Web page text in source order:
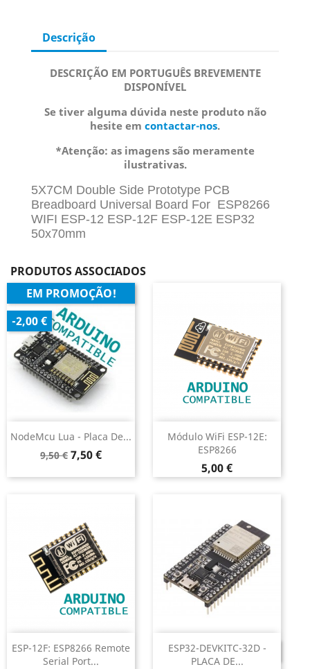
Descrição
DESCRIÇÃO EM PORTUGUÊS BREVEMENTE
DISPONÍVEL
Se tiver alguma dúvida neste produto não
hesite em contactar-nos.
*Atenção: as imagens são meramente
ilustrativas.
5X7CM Double Side Prototype PCB
Breadboard Universal Board For ESP8266
WIFI ESP-12 ESP-12F ESP-12E ESP32
50x70mm
PRODUTOS ASSOCIADOS
NodeMcu Lua - Placa De...
Preço
9,50 € Preço
7,50 €
EM PROMOÇÃO!
-2,00 €
Módulo WiFi ESP-12E:
ESP8266
Preço
5,00 €
ESP-12F: ESP8266 Remote
Serial Port...
ESP32-DEVKITC-32D -
PLACA DE...
DESCONTINUADO